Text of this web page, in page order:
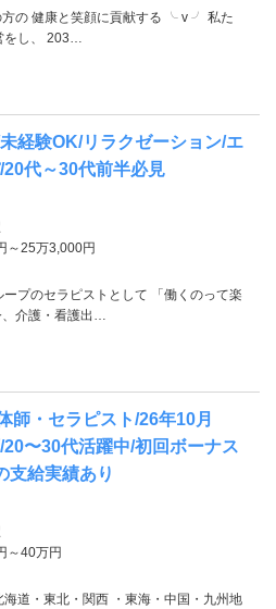
方の 健康と笑顔に貢献する ╰ v ╯ 私た
をし、 203…
経験OK/リラクゼーション/エ
代～30代前半必見
～25万3,000円
ープのセラピストとして 「働くのって楽
介護・看護出…
師・セラピスト/26年10月
〜30代活躍中/初回ボーナス
支給実績あり
～40万円
海道・東北・関西 ・東海・中国・九州地